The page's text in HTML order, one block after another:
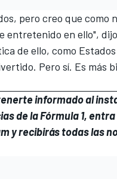
pero creo que como
entretenido en ello",
de ello, como
Pero sí. Es más
informado al
de la Fórmula 1, entra
y recibirás todas las